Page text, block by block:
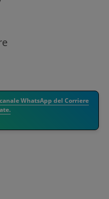
WhatsApp del Corriere